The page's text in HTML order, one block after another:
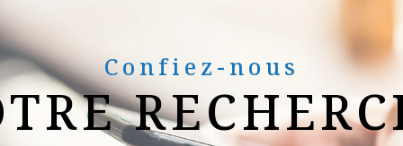
Confiez-nous